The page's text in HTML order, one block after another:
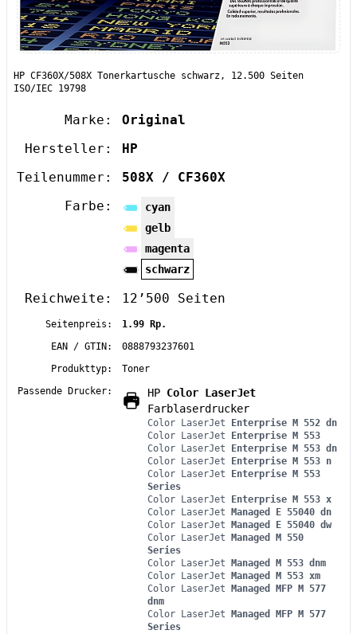
HP CF360X/508X Tonerkartusche schwarz, 12.500 Seiten
ISO/IEC 19798
Marke:
Original
Hersteller:
HP
Teilenummer:
508X / CF360X
Farbe:
cyan
gelb
magenta
schwarz
Reichweite: 12’500 Seiten
Seitenpreis:
1.99 Rp.
EAN / GTIN:
0888793237601
Produkttyp:
Toner
Passende Drucker:
HP Color LaserJet
Farblaserdrucker
Color LaserJet Enterprise M 552 dn
Color LaserJet Enterprise M 553
Color LaserJet Enterprise M 553 dn
Color LaserJet Enterprise M 553 n
Color LaserJet Enterprise M 553
Series
Color LaserJet Enterprise M 553 x
Color LaserJet Managed E 55040 dn
Color LaserJet Managed E 55040 dw
Color LaserJet Managed M 550
Series
Color LaserJet Managed M 553 dnm
Color LaserJet Managed M 553 xm
Color LaserJet Managed MFP M 577
dnm
Color LaserJet Managed MFP M 577
Series